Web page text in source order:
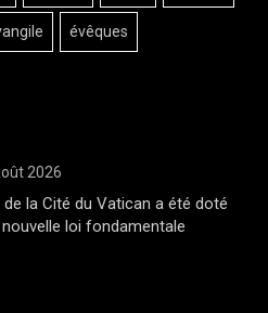
évêques
2026
de la Cité du Vatican a été doté
nouvelle loi fondamentale